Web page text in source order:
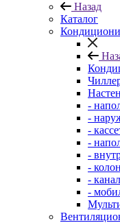
Назад
Каталог
-
-
-
-
-
-
-
-